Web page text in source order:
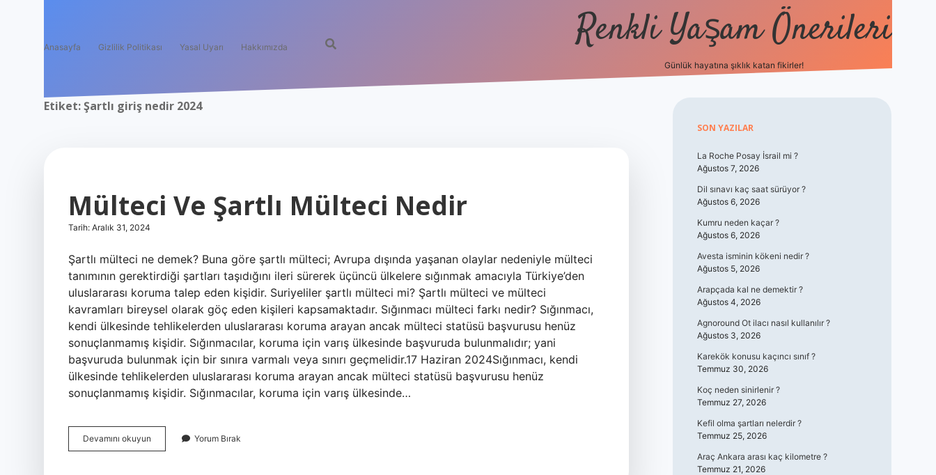
Anasayfa Gizlilik Politikası Yasal Uyarı Hakkımızda Renkli Yaşam Önerileri
Günlük hayatına şıklık katan fikirler!
Etiket:Şartlı giriş nedir 2024
Mülteci Ve Şartlı Mülteci Nedir
Tarih: Aralık 31, 2024
Şartlı mülteci ne demek? Buna göre şartlı mülteci; Avrupa dışında yaşanan olaylar nedeniyle mülteci
tanımının gerektirdiği şartları taşıdığını ileri sürerek üçüncü ülkelere sığınmak amacıyla Türkiye’den
uluslararası koruma talep eden kişidir. Suriyeliler şartlı mülteci mi? Şartlı mülteci ve mülteci
kavramları bireysel olarak göç eden kişileri kapsamaktadır. Sığınmacı mülteci farkı nedir? Sığınmacı,
kendi ülkesinde tehlikelerden uluslararası koruma arayan ancak mülteci statüsü başvurusu henüz
sonuçlanmamış kişidir. Sığınmacılar, koruma için varış ülkesinde başvuruda bulunmalıdır; yani
başvuruda bulunmak için bir sınıra varmalı veya sınırı geçmelidir.17 Haziran 2024Sığınmacı, kendi
ülkesinde tehlikelerden uluslararası koruma arayan ancak mülteci statüsü başvurusu henüz
sonuçlanmamış kişidir. Sığınmacılar, koruma için varış ülkesinde…
Devamını okuyun
Ve
Yorum Bırak
Sidebar
SON YAZILAR
La Roche Posay İsrail mi ?
Ağustos 7, 2026
Dil sınavı kaç saat sürüyor ?
Ağustos 6, 2026
Kumru neden kaçar ?
Ağustos 6, 2026
Avesta isminin kökeni nedir ?
Ağustos 5, 2026
Arapçada kal ne demektir ?
Ağustos 4, 2026
Agnoround Ot ilacı nasıl kullanılır ?
Ağustos 3, 2026
Karekök konusu kaçıncı sınıf ?
Temmuz 30, 2026
Koç neden sinirlenir ?
Temmuz 27, 2026
Kefil olma şartları nelerdir ?
Temmuz 25, 2026
Araç Ankara arası kaç kilometre ?
Temmuz 21, 2026